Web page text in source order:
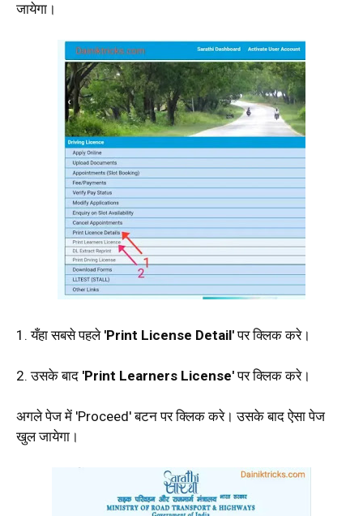
जायेगा।
1. यँहा सबसे पहले 'Print License Detail'पर क्लिक करे।
2. उसके बाद 'Print Learners License'पर क्लिक करे।
अगले पेज में 'Proceed' बटन पर क्लिक करे। उसके बाद ऐसा पेज
खुल जायेगा।